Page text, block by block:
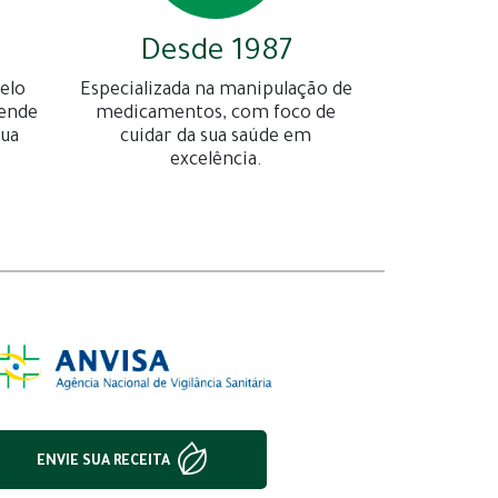
Desde 1987
Especializada na manipulação de
medicamentos, com foco de
cuidar da sua saúde em
excelência.
ENVIE SUA RECEITA